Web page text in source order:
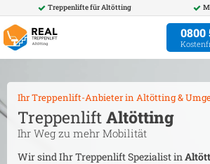
Treppenlifte fürAltötting
0800
Ihr Treppenlift-Anbieter in Altötting&
Treppenlift Altötting
Ihr Weg zu mehr Mobilität
Wir sind Ihr Treppenlift Spezialist in